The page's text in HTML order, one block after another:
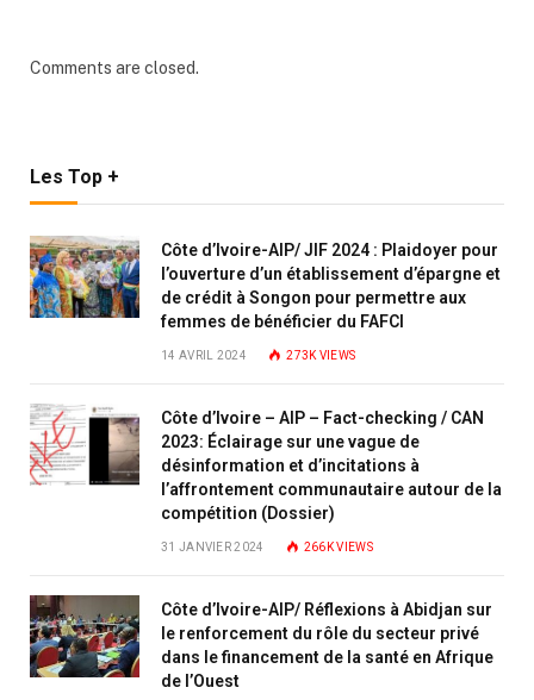
Comments are closed.
Les Top +
Côte d’Ivoire-AIP/ JIF 2024 : Plaidoyer pour
l’ouverture d’un établissement d’épargne et
de crédit à Songon pour permettre aux
femmes de bénéficier du FAFCI
14 AVRIL 2024 273K VIEWS
Côte d’Ivoire – AIP – Fact-checking / CAN
2023: Éclairage sur une vague de
désinformation et d’incitations à
l’affrontement communautaire autour de la
compétition (Dossier)
31 JANVIER 2024 266KVIEWS
Côte d’Ivoire-AIP/ Réflexions à Abidjan sur
le renforcement du rôle du secteur privé
dans le financement de la santé en Afrique
de l’Ouest